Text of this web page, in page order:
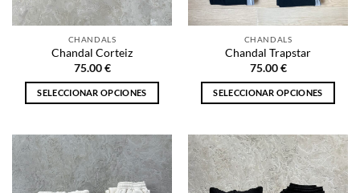
en
la
página
de
en
la
página
de
CHANDALS
Chandal Corteiz
75.00€
SELECCIONAR OPCIONES
tiene
múltiples
variantes.
CHANDALS
Chandal Trapstar
75.00€
SELECCIONAR OPCIONES
tiene
múltiples
variantes.